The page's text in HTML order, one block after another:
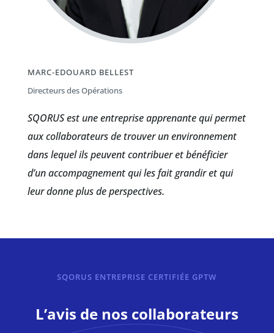
MARC-EDOUARD BELLEST
Directeurs des Opérations
SQORUS est une entreprise apprenante qui permet
aux collaborateurs de trouver un environnement
dans lequel ils peuvent contribuer et bénéficier
d’un accompagnement qui les fait grandir et qui
leur donne plus de perspectives.
SQORUS ENTREPRISE CERTIFIÉE GPTW
L’avis de nos collaborateurs